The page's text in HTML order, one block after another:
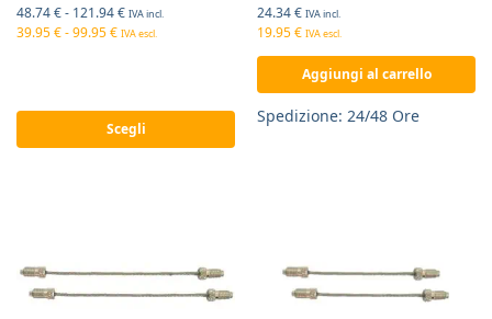
48.74€- 121.94€ IVA incl.
39.95€-99.95€ IVA escl.
Scegli
24.34€ IVA incl.
19.95€ IVA escl.
Aggiungi al carrello
Spedizione: 24/48 Ore